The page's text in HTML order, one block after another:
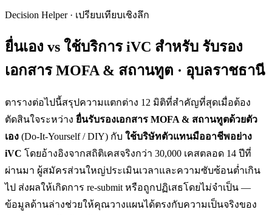
Decision Helper · เปรียบเทียบเชิงลึก
ยื่นเอง vs ใช้บริการ iVC สำหรับ รับรอง
เอกสาร MOFA & สถานทูต · อุบลราชธานี
ตารางต่อไปนี้สรุปความแตกต่าง 12 มิติที่สำคัญที่สุดเมื่อต้อง
ตัดสินใจระหว่าง ยื่นรับรองเอกสาร MOFA & สถานทูตด้วยตัว
เอง (Do-It-Yourself / DIY) กับ ใช้บริษัทตัวแทนมืออาชีพอย่าง
iVC โดยอ้างอิงจากสถิติเคสจริงกว่า 30,000 เคสตลอด 14 ปีที่
ผ่านมา ผู้สมัครส่วนใหญ่ประเมินเวลาและความซับซ้อนต่ำเกิน
ไป ส่งผลให้เกิดการ re-submit หรือถูกปฏิเสธโดยไม่จำเป็น —
ข้อมูลด้านล่างช่วยให้คุณวางแผนได้ตรงกับความเป็นจริงของ